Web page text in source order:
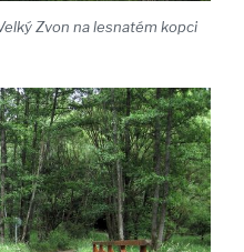
Zvon na lesnatém kopci